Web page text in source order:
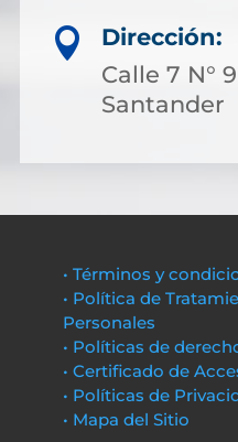

Dirección:
Calle 7 N°
Santander
• Términos y
• Política de
Personales
• Políticas de
• Certificado de
• Políticas de
• Mapa del Sitio